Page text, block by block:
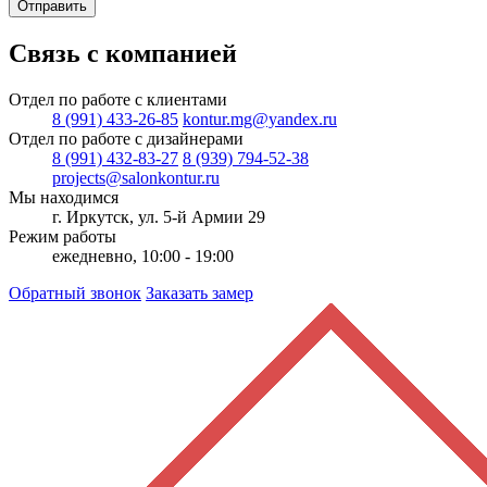
Отправить
Связь с компанией
Отдел по работе с клиентами
8 (991) 433-26-85 kontur.mg@yandex.ru
Отдел по работе с дизайнерами
8 (991) 432-83-27 8 (939) 794-52-38
projects@salonkontur.ru
Мы находимся
г. Иркутск, ул. 5-й Армии 29
Режим работы
ежедневно, 10:00 - 19:00
Обратный звонок Заказать замер